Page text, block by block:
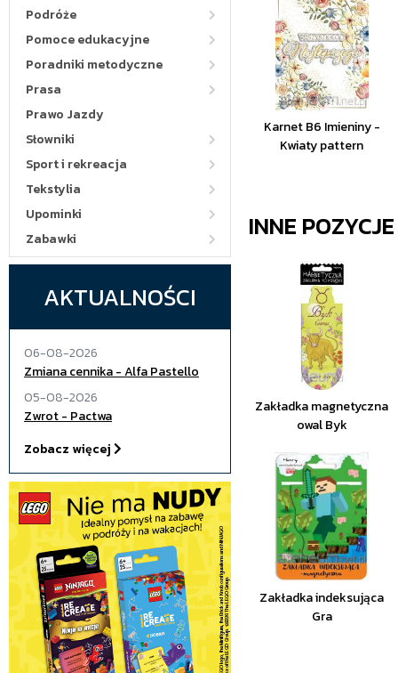
Podróże
Pomoce edukacyjne
Poradniki metodyczne
Prasa
Prawo Jazdy
Słowniki
Sport i rekreacja
Tekstylia
Upominki
Zabawki
AKTUALNOŚCI
06-08-2026
Zmiana cennika - Alfa Pastello
05-08-2026
Zwrot - Pactwa
Zobacz więcej
Karnet B6 Imieniny -
Kwiaty pattern
INNE
Zakładka magnetyczna
owal Byk
Zakładka indeksująca
Gra